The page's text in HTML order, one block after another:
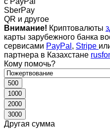
SberPay
QR и другое
Внимание! Криптовалюты
карты зарубежного банка
сервисами PayPal , Stripe
партнера в Казахстане
Кому помочь?
500
1000
2000
3000
Другая сумма